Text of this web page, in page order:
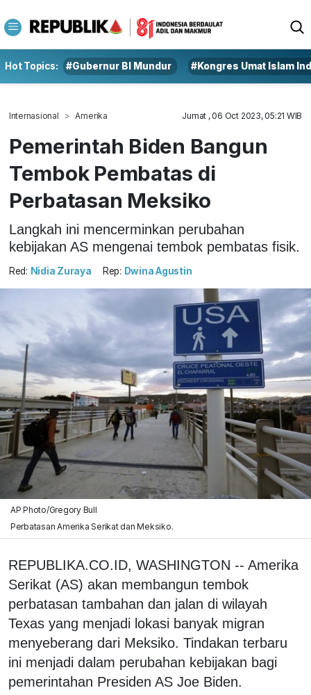
Hot Topics: #Gubernur BI Mundur #Kongres Umat Islam
Internasional Amerika Jumat , 06 Oct 2023, 05:21 WIB
Pemerintah Biden Bangun
Tembok Pembatas di
Perbatasan Meksiko
Langkah ini mencerminkan perubahan
kebijakan AS mengenai tembok pembatas fisik.
Red: Nidia Zuraya Rep: Dwina Agustin
AP Photo/Gregory Bull
Perbatasan Amerika Serikat dan Meksiko.
REPUBLIKA.CO.ID, WASHINGTON -- Amerika
Serikat (AS) akan membangun tembok
perbatasan tambahan dan jalan di wilayah
Texas yang menjadi lokasi banyak migran
menyeberang dari Meksiko. Tindakan terbaru
ini menjadi dalam perubahan kebijakan bagi
pemerintahan Presiden AS Joe Biden.